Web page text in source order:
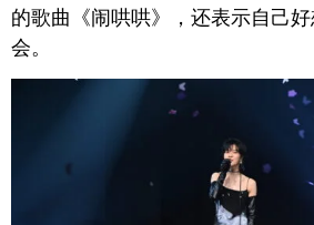
的歌曲《闹哄哄》，还表示自己
会。